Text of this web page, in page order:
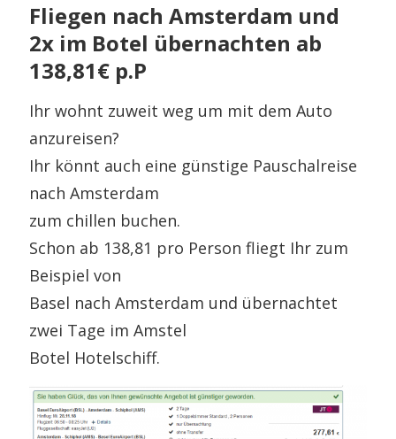
Fliegen nach Amsterdam und
2x im Botel übernachten ab
138,81€ p.P
Ihr wohnt zuweit weg um mit dem Auto
anzureisen?
Ihr könnt auch eine günstige Pauschalreise
nach Amsterdam
zum chillen buchen.
Schon ab 138,81 pro Person fliegt Ihr zum
Beispiel von
Basel nach Amsterdam und übernachtet
zwei Tage im Amstel
Botel Hotelschiff.